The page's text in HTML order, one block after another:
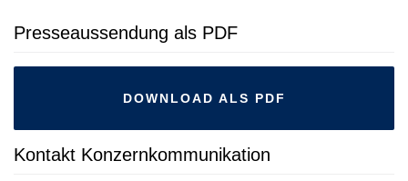
Presseaussendung als PDF
DOWNLOAD ALS PDF
Kontakt Konzernkommunikation